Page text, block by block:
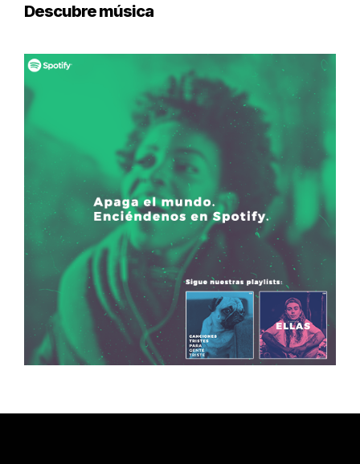
Descubre música